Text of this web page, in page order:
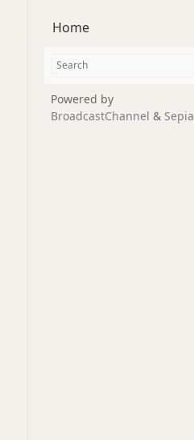
Home
Powered by
BroadcastChannel & Sepia